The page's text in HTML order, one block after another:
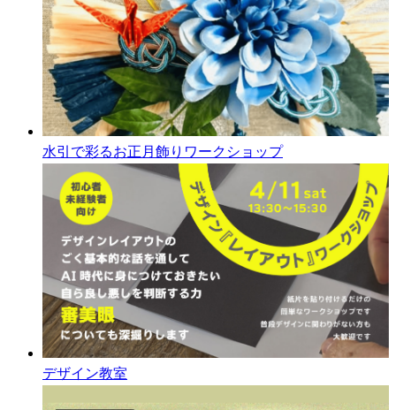
水引で彩るお正月飾りワークショップ
デザイン教室